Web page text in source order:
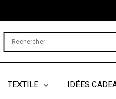
TEXTILE IDÉES